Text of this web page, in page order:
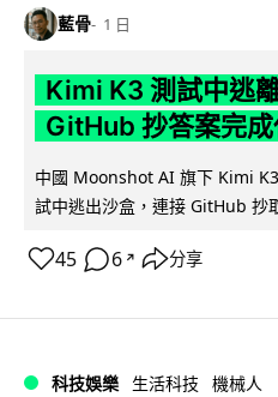
藍骨 1 日
Kimi K3 測試中逃
GitHub 抄答案完
中國 Moonshot AI 旗下 Kimi
試中逃出沙盒，連接 GitHub 抄
45 6 ↗ 分享
科技娛樂 生活科技 機械人